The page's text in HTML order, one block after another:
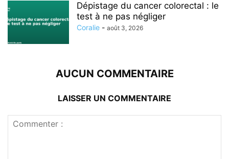
Dépistage du cancer colorectal : le
test à ne pas négliger
Coralie - août 3, 2026
AUCUN COMMENTAIRE
LAISSER UN COMMENTAIRE